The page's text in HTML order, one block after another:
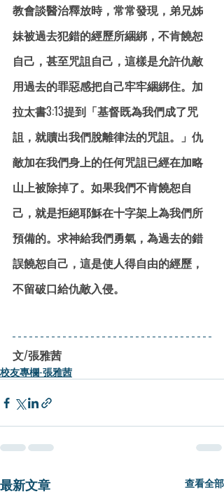
教會談醫治釋放時，常常發現，弟兄姊
妹被過去犯錯的經歷所綑綁，不肯饒恕
自己，甚至咒詛自己，這樣是允許仇敵
用過去的罪惡感把自己牢牢綑綁住。加
拉太書3:13提到「基督既為我們成了咒
詛，就贖出我們脫離律法的咒詛。」仇
敵加在我們身上的任何咒詛已經在加略
山上被除掉了。如果我們不肯饒恕自
己，就是拒絕耶穌在十字架上為我們所
預備的。求神給我們勇氣，為過去的錯
誤饒恕自己，這是使人得自由的經歷，
不留破口給仇敵入侵。
文/張雅茜
校友專欄-張雅茜
最新文章 查看全部